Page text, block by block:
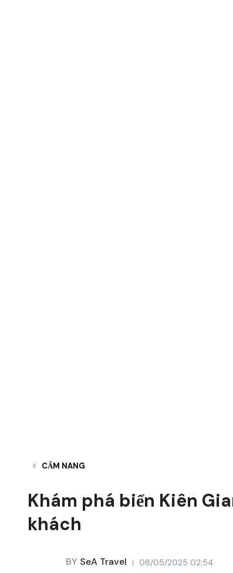
CẨM NANG
Khám phá biển Kiên
khách
BY SeA Travel 08/05/2025 02:54